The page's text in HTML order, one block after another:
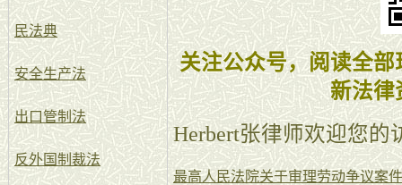
民法典
安全生产法
出口管制法
反外国制裁法
关注公众号，阅读全
新法律
Herbert张律师欢迎您的
最高人民法院关于审理劳动争议案